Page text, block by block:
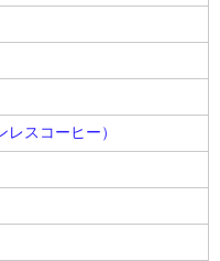
レスコーヒー）